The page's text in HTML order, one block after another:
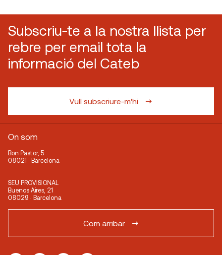
Subscriu-te a la nostra llista per
rebre per email tota la
informació del Cateb
Vull subscriure-m'hi
On som
Bon Pastor, 5
08021 · Barcelona
SEU PROVISIONAL
Buenos Aires, 21
08029 · Barcelona
Com arribar